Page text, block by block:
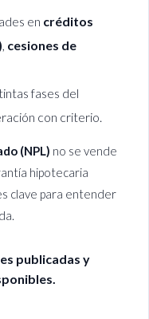
en créditos
, cesiones de
fases del
con criterio.
(NPL) no se vende
hipotecaria
clave para entender
publicadas y